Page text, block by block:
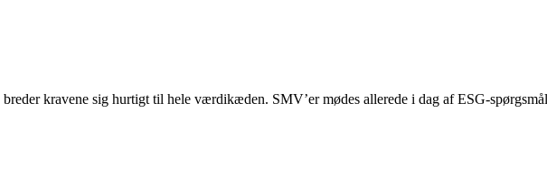
kravene sig hurtigt til hele værdikæden. SMV’er mødes allerede i dag af ESG-